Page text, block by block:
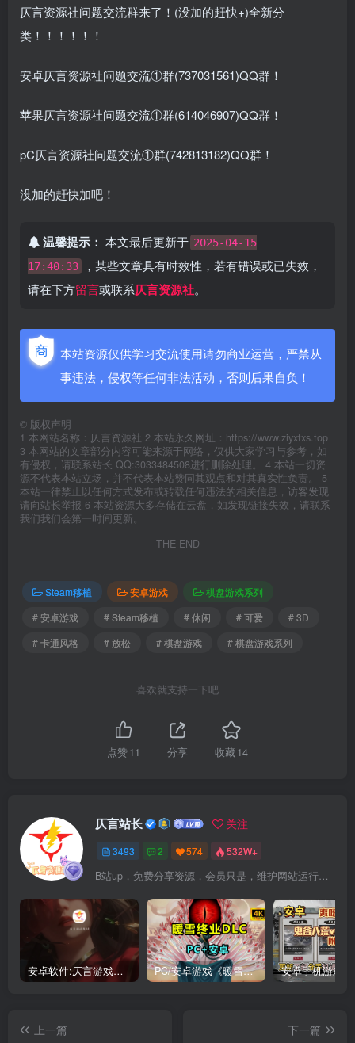
仄言资源社问题交流群来了！(没加的赶快+)全新分
类！！！！！！
安卓仄言资源社问题交流①群(737031561)QQ群！
苹果仄言资源社问题交流①群(614046907)QQ群！
pC仄言资源社问题交流①群(742813182)QQ群！
没加的赶快加吧！
温馨提示： 本文最后更新于 2025-04-15
17:40:33
，某些文章具有时效性，若有错误或已失效，
请在下方留言或联系仄言资源社。
本站资源仅供学习交流使用请勿商业运营，严禁从
事违法，侵权等任何非法活动，否则后果自负！
© 版权声明
1 本网站名称：仄言资源社 2 本站永久网址：https://www.ziyxfxs.top
3 本网站的文章部分内容可能来源于网络，仅供大家学习与参考，如
有侵权，请联系站长 QQ:3033484508进行删除处理。 4 本站一切资
源不代表本站立场，并不代表本站赞同其观点和对其真实性负责。 5
本站一律禁止以任何方式发布或转载任何违法的相关信息，访客发现
请向站长举报 6 本站资源大多存储在云盘，如发现链接失效，请联系
我们我们会第一时间更新。
THE END
Steam移植 安卓游戏
棋盘游戏系列
# 安卓游戏
# Steam移植 # 休闲 # 可爱
# 3D
# 卡通风格
# 放松 # 棋盘游戏 # 棋盘游戏系列
喜欢就支持一下吧
点赞11 分享 收藏14
仄言站长 关注
3493 2 574 532W+
B站up，免费分享资源，会员只是，维护网站运行，会员权利为可以支持本地下载，更多内容，敬请期待！
安卓软件:仄言游戏库4.0APP全新上架了！没有下的赶紧下载呀！ PC/安卓游戏《暖雪最新v3.1.0.1》终业DLC整合版！
上一篇
下一篇